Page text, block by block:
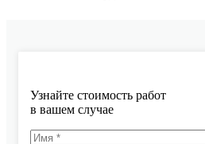
Узнайте стоимость работ
в вашем случае